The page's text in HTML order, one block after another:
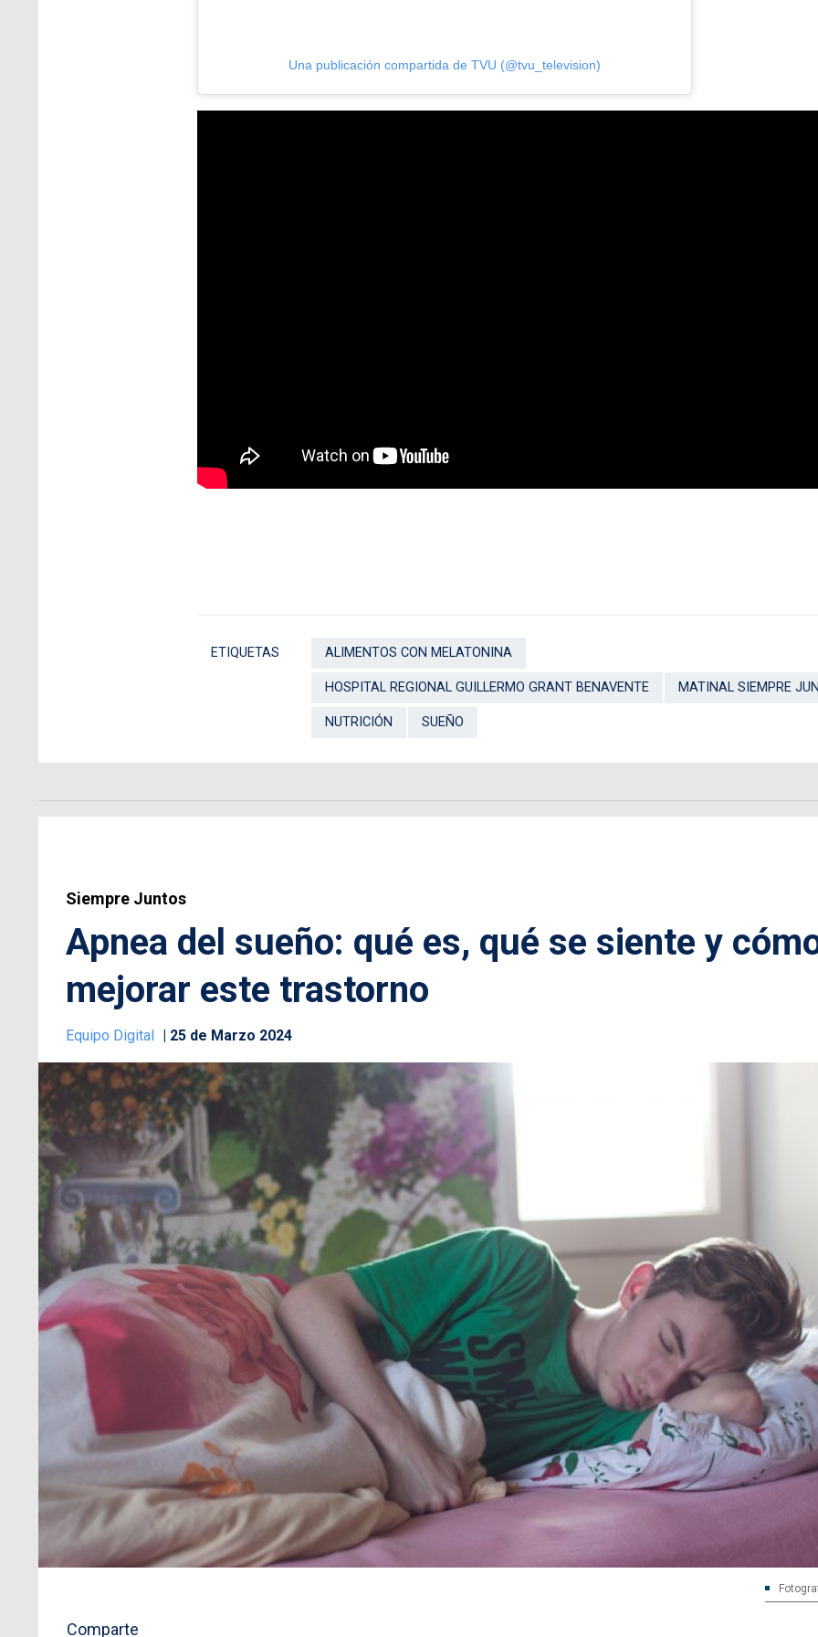
Una publicación compartida de TVU (@tvu_television)
ETIQUETAS ALIMENTOS CON MELATONINA
HOSPITAL REGIONAL GUILLERMO GRANT BENAVENTE MATINAL SIEMPRE
NUTRICIÓN SUEÑO
Siempre Juntos
Apnea del sueño: qué es, qué se siente y
mejorar este trastorno
Equipo Digital 25 de Marzo 2024
Comparte